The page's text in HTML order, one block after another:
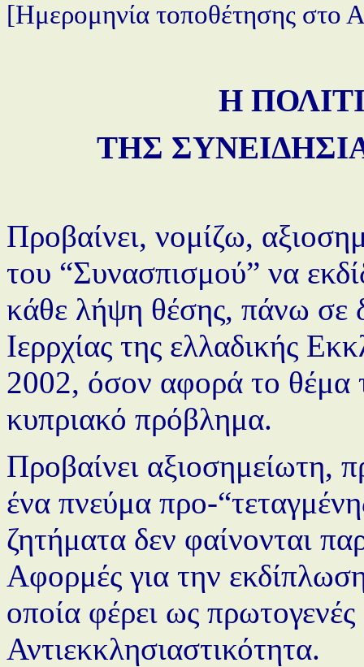
[Ημερομηνία τοποθέτησης στο
Η
ΤΗΣ
Προβαίνει, νομίζω,
του “Συνασπισμού” να
κάθε λήψη θέσης, πάνω σε
Ιερρχίας της ελλαδικής
2002, όσον αφορά το θέμα
κυπριακό πρόβλημα.
Προβαίνει αξιοσημείωτη,
ένα πνεύμα προ-
ζητήματα δεν φαίνονται
Αφορμές για την
οποία φέρει ως
Αντιεκκλησιαστικότητα.